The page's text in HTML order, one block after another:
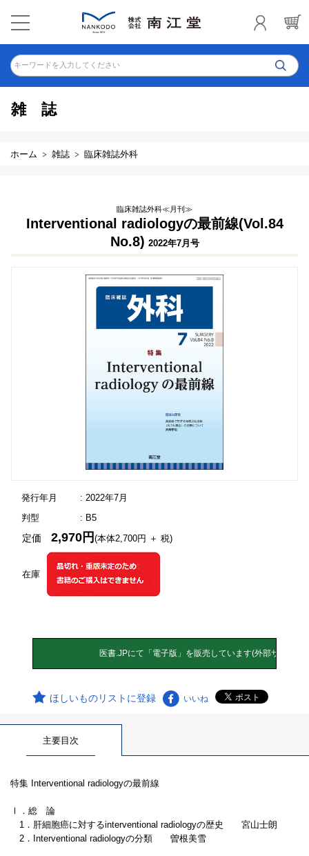
キーワードを入力してください
雑誌
ホーム 雑誌 臨床雑誌外科
臨床雑誌外科≪月刊≫
Interventional radiologyの最前線(Vol.84
No.8) 2022年7月号
発行年月
: 2022年7月
判型
: B5
在庫
定価2,970円(本体2,700円 ＋ 税)
ほしいものリストに登録 いいね
主要目次
特集 Interventional radiologyの最前線
Ⅰ．総 論
1．肝細胞癌に対するinterventional radiologyの歴史 宮山士朗
2．Interventional radiologyの分類 曽根美雪